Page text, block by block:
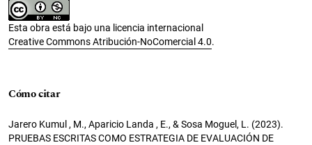
Esta obra está bajo una licencia internacional
Creative Commons Atribución-NoComercial 4.0.
Cómo citar
Jarero Kumul , M., Aparicio Landa , E., & Sosa Moguel, L. (2023).
PRUEBAS ESCRITAS COMO ESTRATEGIA DE EVALUACIÓN DE